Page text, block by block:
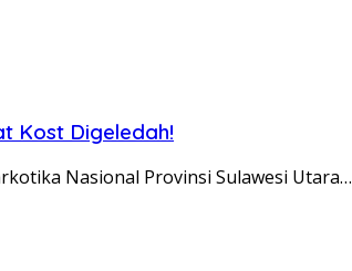
Kost Digeledah!
Nasional Provinsi Sulawesi Utara…